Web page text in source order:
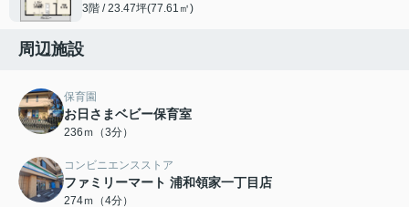
3階 / 23.47坪(77.61㎡)
周辺施設
保育園
お日さまベビー保育室
236ｍ（3分）
コンビニエンスストア
ファミリーマート 浦和領家一丁目店
274ｍ（4分）